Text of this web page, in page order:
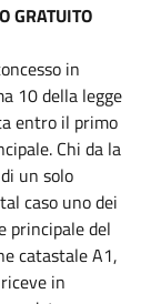
GRATUITO
in
10 della legge
entro il primo
Chi da la
un solo
caso uno dei
principale del
catastale A1,
in